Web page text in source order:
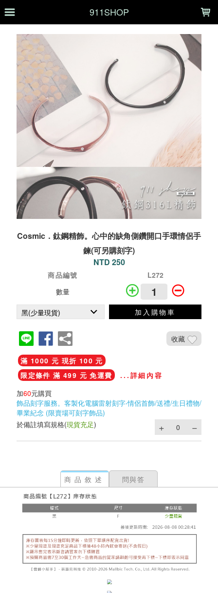
911SHOP
Cosmic．鈦鋼精飾。心中的缺角側鑽開口手環情侶手
鍊(可另購刻字)
NTD 250
商品編號
L272
數量
加入購物車
收藏
滿 1000 元 現折 100 元
限定條件 滿 499 元 免運費
...詳細內容
加60元購買
飾品刻字服務。客製化電腦雷射刻字‧情侶首飾/送禮/生日禮物/
畢業紀念 (限賣場可刻字飾品)
於備註填寫規格(現貨充足)
商品敘述 問與答